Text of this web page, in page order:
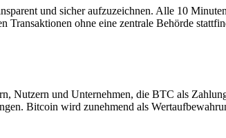
und sicher aufzuzeichnen. Alle 10
ohne eine zentrale Behörde
Nutzern und Unternehmen, die BTC als
Bitcoin wird zunehmend als